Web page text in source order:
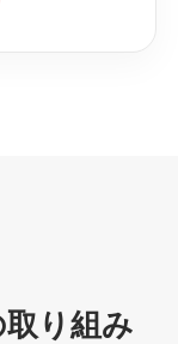
り組み